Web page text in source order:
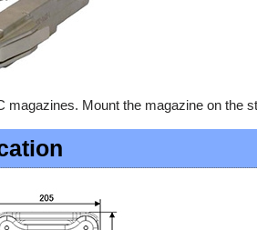
magazines. Mount the magazine on the